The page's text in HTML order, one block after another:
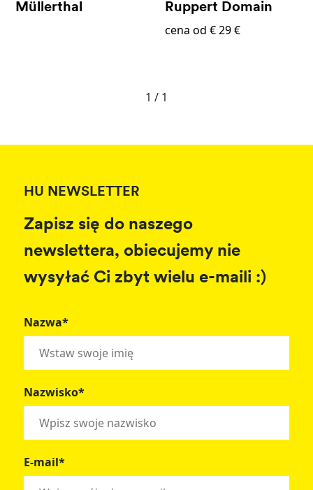
Müllerthal
Ruppert Domain
cena od € 29 €
1 / 1
HU NEWSLETTER
Zapisz się do naszego
newslettera, obiecujemy nie
wysyłać Ci zbyt wielu e-maili :)
Nazwa*
Nazwisko*
E-mail*